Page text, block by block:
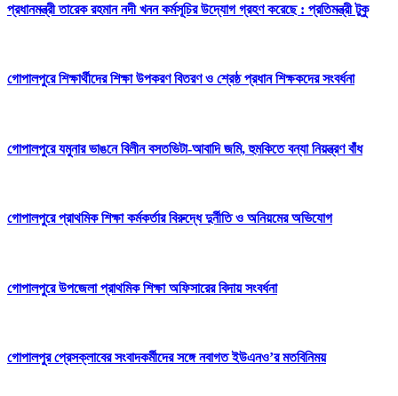
প্রধানমন্ত্রী তারেক রহমান নদী খনন কর্মসূচির উদ্যোগ গ্রহণ করেছে : প্রতিমন্ত্রী টুকু
গোপালপুরে শিক্ষার্থীদের শিক্ষা উপকরণ বিতরণ ও শ্রেষ্ঠ প্রধান শিক্ষকদের সংবর্ধনা
গোপালপুরে যমুনার ভাঙনে বিলীন বসতভিটা-আবাদি জমি, হুমকিতে বন্যা নিয়ন্ত্রণ বাঁধ
গোপালপুরে প্রাথমিক শিক্ষা কর্মকর্তার বিরুদ্ধে দুর্নীতি ও অনিয়মের অভিযোগ
গোপালপুরে উপজেলা প্রাথমিক শিক্ষা অফিসারের বিদায় সংবর্ধনা
গোপালপুর প্রেসক্লাবের সংবাদকর্মীদের সঙ্গে নবাগত ইউএনও’র মতবিনিময়